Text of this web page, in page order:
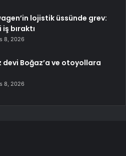
lojistik üssünde grev:
iş bıraktı
8, 2026
devi Boğaz’a ve otoyollara
8, 2026